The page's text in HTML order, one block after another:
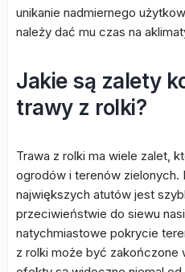
unikanie nadmiernego
należy dać mu czas na
Jakie są zalety
trawy z rolki?
Trawa z rolki ma wiele zalet,
ogrodów i terenów zielonych.
największych atutów jest
przeciwieństwie do siewu
natychmiastowe pokrycie
z rolki może być zakończone